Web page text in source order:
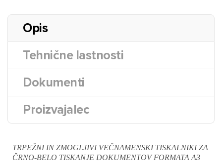
Opis
Tehnične lastnosti
Dokumenti
Proizvajalec
TRPEŽNI IN ZMOGLJIVI VEČNAMENSKI TISKALNIKI ZA
ČRNO-BELO TISKANJE DOKUMENTOV FORMATA A3